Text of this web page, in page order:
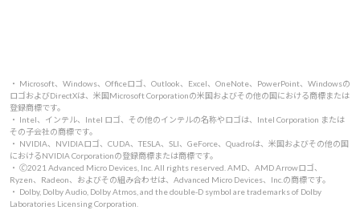
・ Microsoft、Windows、Officeロゴ、Outlook、Excel、OneNote、PowerPoint、Windowsの
ロゴおよびDirectXは、米国Microsoft Corporationの米国およびその他の国における商標または
登録商標です。
・ Intel、インテル、Intel ロゴ、その他のインテルの名称やロゴは、Intel Corporation または
その子会社の商標です。
・ NVIDIA、NVIDIAロゴ、CUDA、TESLA、SLI、GeForce、Quadroは、米国およびその他の国
におけるNVIDIA Corporationの登録商標または商標です。
・ 🄫2021 Advanced Micro Devices, Inc. All rights reserved. AMD、AMD Arrowロゴ、
Ryzen、Radeon、およびその組み合わせは、Advanced Micro Devices、Inc.の商標です。
・ Dolby, Dolby Audio, Dolby Atmos, and the double-D symbol are trademarks of Dolby
Laboratories Licensing Corporation.